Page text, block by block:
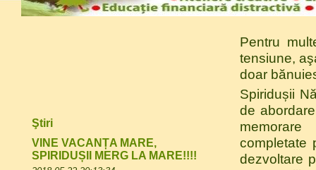
Pentru
tensiune,
doar
Spiridușii
de
completate
dezvoltare
Ştiri
VINE VACANȚA MARE,
SPIRIDUȘII MERG LA MARE!!!!